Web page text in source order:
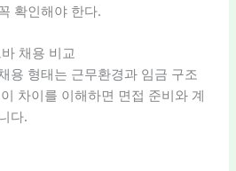
확인해야 한다.
채용 비교
용 형태는 근무환경과 임금 구조
차이를 이해하면 면접 준비와 계
다.